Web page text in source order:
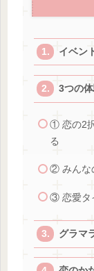
イベン
3つの
① 恋の2
る
② みんな
③ 恋愛タ
グラマ